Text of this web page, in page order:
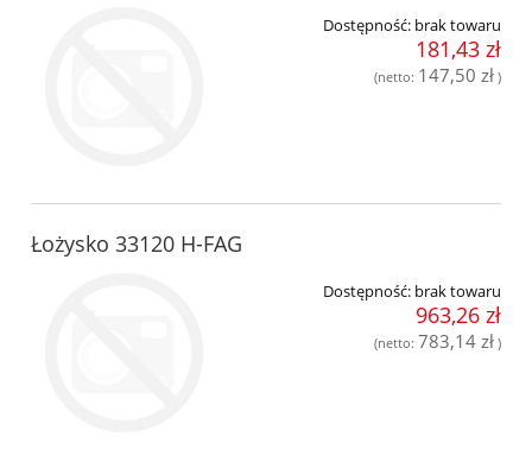
Dostępność: brak towaru
181,43 zł
(netto: 147,50 zł )
Łożysko 33120 H-FAG
Dostępność: brak towaru
963,26 zł
(netto: 783,14 zł )